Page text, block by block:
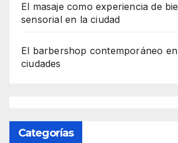
El masaje como experiencia de
sensorial en la ciudad
El barbershop contemporáneo
ciudades
Categorías